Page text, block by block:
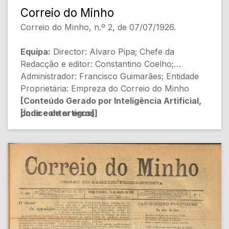
- [Pág.2] TRIBUNAIS (Desconhecido)
- [Pág.3] Orfeão de Braga (Desconhecido)
[Cultura]
- [Pág.3] Pola Policia (Desconhecido) [Crimes]
- [Pág.3] Monte-Pio de S. José (Desconhecido)
[Social]
- [Pág.3] Associação de Beneficencia do distrito
de Braga (Desconhecido) [Social]
- FOLHETIM: O ENXOVAL (DE PARDO BAZAN)
[Ficção]
Correio do Minho
Correio do Minho, n.º 2, de 07/07/1926.
Equipa: Director: Alvaro Pipa; Chefe da
Redacção e editor: Constantino Coelho;
Administrador: Francisco Guimarães; Entidade
Proprietária: Empreza do Correio do Minho
[Índice de artigos]
[Serviços judiciais]
- [Pág.1] Obras por conta gotas»
(Desconhecido) [Obras públicas]
- [Pág.1] Folhas caidas, (Alberto Feio) [Crónica]
[Conteúdo Gerado por Inteligência Artificial,
pode conter erros]